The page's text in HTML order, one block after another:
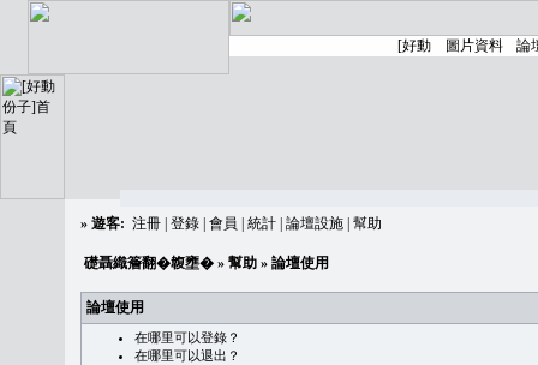
» 遊客: 注冊 登錄 會員 統計 論壇設施 幫助
礎聶織簷翻�䪖壅� » 幫助 » 論壇使用
論壇使用
在哪里可以登錄？
在哪里可以退出？